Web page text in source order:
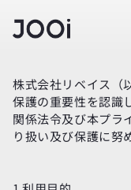
株式会社リベイス（
保護の重要性を認識
関係法令及び本プラ
り扱い及び保護に努